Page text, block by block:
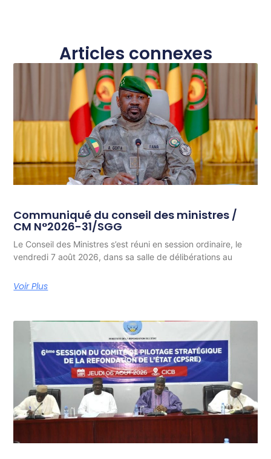
Articles connexes
Communiqué du conseil des ministres /
CM N°2026-31/SGG
Le Conseil des Ministres s’est réuni en session ordinaire, le
vendredi 7 août 2026, dans sa salle de délibérations au
Voir Plus